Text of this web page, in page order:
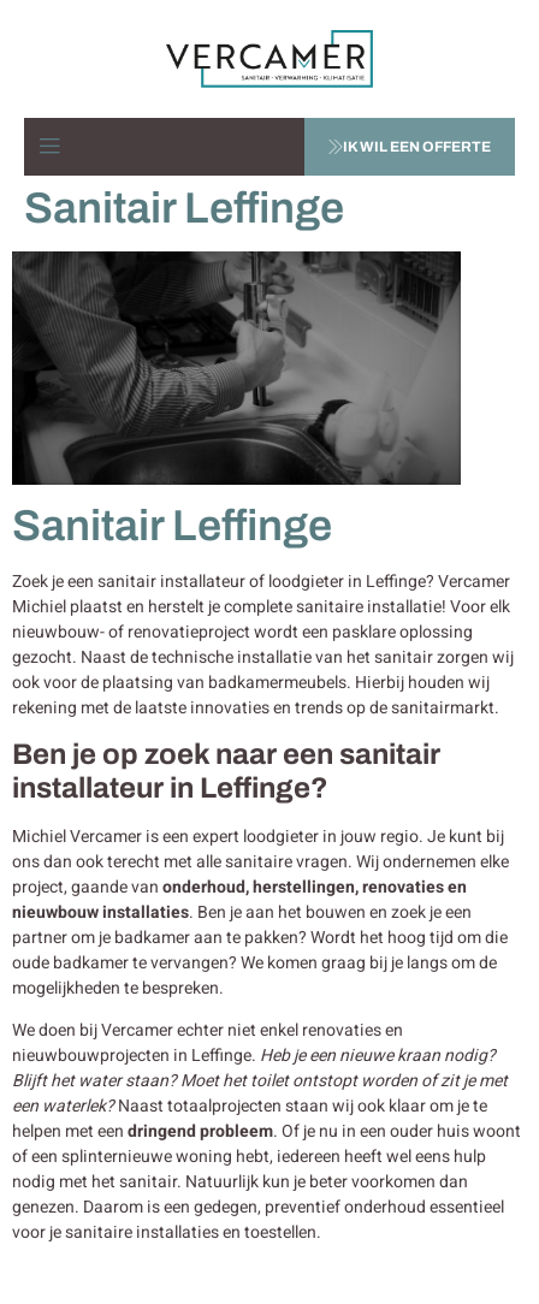
IK WIL EEN OFFERTE
Sanitair Leffinge
Sanitair Leffinge
Zoek je een sanitair installateur of loodgieter in Leffinge? Vercamer
Michiel plaatst en herstelt je complete sanitaire installatie! Voor elk
nieuwbouw- of renovatieproject wordt een pasklare oplossing
gezocht. Naast de technische installatie van het sanitair zorgen wij
ook voor de plaatsing van badkamermeubels. Hierbij houden wij
rekening met de laatste innovaties en trends op de sanitairmarkt.
Ben je op zoek naar een sanitair
installateur in Leffinge?
Michiel Vercamer is een expert loodgieter in jouw regio. Je kunt bij
ons dan ook terecht met alle sanitaire vragen. Wij ondernemen elke
project, gaande vanonderhoud, herstellingen, renovaties en
nieuwbouwinstallaties. Ben je aan het bouwen en zoek je een
partner om je badkamer aan te pakken? Wordt het hoog tijd om die
oude badkamer te vervangen? We komen graag bij je langs om de
mogelijkheden te bespreken.
We doen bij Vercamer echter niet enkel renovaties en
nieuwbouwprojecten in Leffinge. Heb je een nieuwe kraan nodig?
Blijft het water staan? Moet het toilet ontstopt worden of zit je met
een waterlek?Naast totaalprojecten staan wij ook klaar om je te
helpen met eendringend probleem. Of je nu in een ouder huis woont
of een splinternieuwe woning hebt, iedereen heeft wel eens hulp
nodig met het sanitair. Natuurlijk kun je beter voorkomen dan
genezen. Daarom is een gedegen, preventief onderhoud essentieel
voor je sanitaire installaties en toestellen.